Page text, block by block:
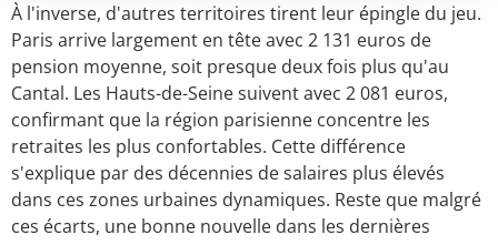
À l'inverse, d'autres territoires tirent leur épingle du jeu.
Paris arrive largement en tête avec 2 131 euros de
pension moyenne, soit presque deux fois plus qu'au
Cantal. Les Hauts-de-Seine suivent avec 2 081 euros,
confirmant que la région parisienne concentre les
retraites les plus confortables. Cette différence
s'explique par des décennies de salaires plus élevés
dans ces zones urbaines dynamiques. Reste que malgré
ces écarts, une bonne nouvelle dans les dernières